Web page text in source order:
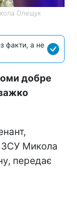
Олещук
факти, а не
добре
ЗСУ Микола
передає